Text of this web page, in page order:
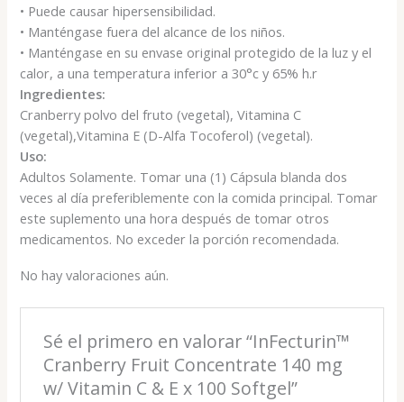
• Puede causar hipersensibilidad.
• Manténgase fuera del alcance de los niños.
• Manténgase en su envase original protegido de la luz y el
calor, a una temperatura inferior a 30°c y 65% h.r
Ingredientes:
Cranberry polvo del fruto (vegetal), Vitamina C
(vegetal),Vitamina E (D-Alfa Tocoferol) (vegetal).
Uso:
Adultos Solamente. Tomar una (1) Cápsula blanda dos
veces al día preferiblemente con la comida principal. Tomar
este suplemento una hora después de tomar otros
medicamentos. No exceder la porción recomendada.
No hay valoraciones aún.
Sé el primero en valorar “InFecturin™
Cranberry Fruit Concentrate 140 mg
w/ Vitamin C & E x 100 Softgel”